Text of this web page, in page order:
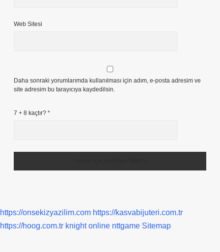
Web Sitesi
Daha sonraki yorumlarımda kullanılması için adım, e-posta adresim ve
site adresim bu tarayıcıya kaydedilsin.
7 + 8 kaçtır? *
https://onsekizyazilim.com https://kasvabijuteri.com.tr
https://hoog.com.tr knight online nttgame Sitemap